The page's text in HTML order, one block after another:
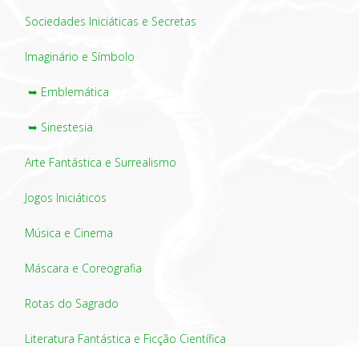
Sociedades Iniciáticas e Secretas
Imaginário e Símbolo
➥ Emblemática
➥ Sinestesia
Arte Fantástica e Surrealismo
Jogos Iniciáticos
Música e Cinema
Máscara e Coreografia
Rotas do Sagrado
Literatura Fantástica e Ficção Científica